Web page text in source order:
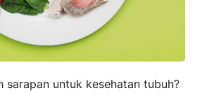
sarapan untuk kesehatan tubuh?